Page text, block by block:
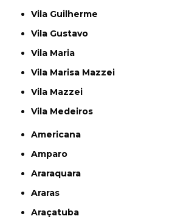
Vila Guilherme
Vila Gustavo
Vila Maria
Vila Marisa Mazzei
Vila Mazzei
Vila Medeiros
Americana
Amparo
Araraquara
Araras
Araçatuba